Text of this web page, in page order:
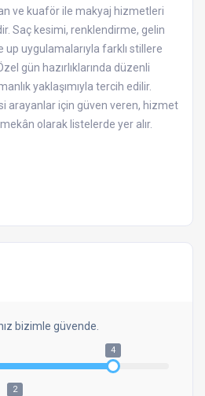
ve kuaför ile makyaj hizmetleri
Saç kesimi, renklendirme, gelin
up uygulamalarıyla farklı stillere
gün hazırlıklarında düzenli
yaklaşımıyla tercih edilir.
arayanlar için güven veren, hizmet
olarak listelerde yer alır.
bizimle güvende.
4
2